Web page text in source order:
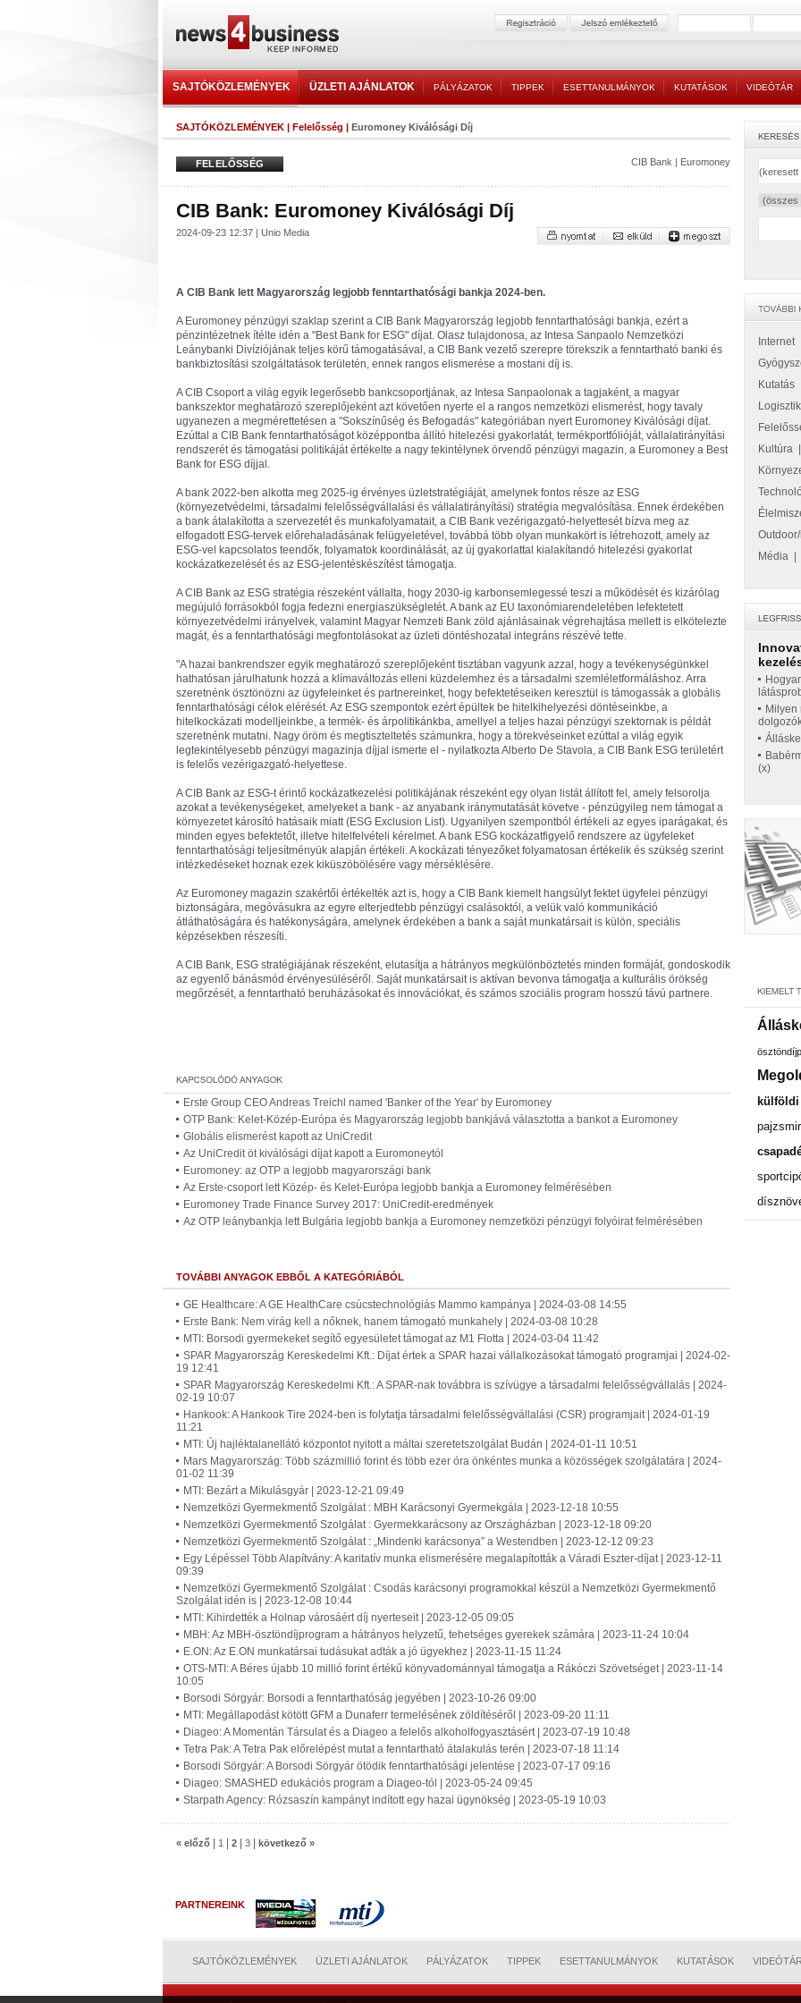
SAJTÓKÖZLEMÉNYEK ÜZLETI AJÁNLATOK PÁLYÁZATOK TIPPEK ESETTANULMÁNYOK KUTATÁSOK VIDEÓTÁR
SAJTÓKÖZLEMÉNYEK | Felelősség | Euromoney Kiválósági Díj
FELELŐSSÉG CIB Bank | Euromoney
CIB Bank: Euromoney Kiválósági Díj
2024-09-23 12:37 | Unio Media
A CIB Bank lett Magyarország legjobb fenntarthatósági bankja 2024-ben.
A Euromoney pénzügyi szaklap szerint a CIB Bank Magyarország legjobb fenntarthatósági bankja, ezért a
pénzintézetnek ítélte idén a "Best Bank for ESG" díjat. Olasz tulajdonosa, az Intesa Sanpaolo Nemzetközi
Leánybanki Divíziójának teljes körű támogatásával, a CIB Bank vezető szerepre törekszik a fenntartható banki és
bankbiztosítási szolgáltatások területén, ennek rangos elismerése a mostani díj is.
A CIB Csoport a világ egyik legerősebb bankcsoportjának, az Intesa Sanpaolonak a tagjaként, a magyar
bankszektor meghatározó szereplőjeként azt követően nyerte el a rangos nemzetközi elismerést, hogy tavaly
ugyanezen a megmérettetésen a "Sokszínűség és Befogadás" kategóriában nyert Euromoney Kiválósági díjat.
Ezúttal a CIB Bank fenntarthatóságot középpontba állító hitelezési gyakorlatát, termékportfólióját, vállalatirányítási
rendszerét és támogatási politikáját értékelte a nagy tekintélynek örvendő pénzügyi magazin, a Euromoney a Best
Bank for ESG díjjal.
A bank 2022-ben alkotta meg 2025-ig érvényes üzletstratégiáját, amelynek fontos része az ESG
(környezetvédelmi, társadalmi felelősségvállalási és vállalatirányítási) stratégia megvalósítása. Ennek érdekében
a bank átalakította a szervezetét és munkafolyamatait, a CIB Bank vezérigazgató-helyettesét bízva meg az
elfogadott ESG-tervek előrehaladásának felügyeletével, továbbá több olyan munkakört is létrehozott, amely az
ESG-vel kapcsolatos teendők, folyamatok koordinálását, az új gyakorlattal kialakítandó hitelezési gyakorlat
kockázatkezelését és az ESG-jelentéskészítést támogatja.
A CIB Bank az ESG stratégia részeként vállalta, hogy 2030-ig karbonsemlegessé teszi a működését és kizárólag
megújuló forrásokból fogja fedezni energiaszükségletét. A bank az EU taxonómiarendeletében lefektetett
környezetvédelmi irányelvek, valamint Magyar Nemzeti Bank zöld ajánlásainak végrehajtása mellett is elkötelezte
magát, és a fenntarthatósági megfontolásokat az üzleti döntéshozatal integráns részévé tette.
"A hazai bankrendszer egyik meghatározó szereplőjeként tisztában vagyunk azzal, hogy a tevékenységünkkel
hathatósan járulhatunk hozzá a klímaváltozás elleni küzdelemhez és a társadalmi szemléletformáláshoz. Arra
szeretnénk ösztönözni az ügyfeleinket és partnereinket, hogy befektetéseiken keresztül is támogassák a globális
fenntarthatósági célok elérését. Az ESG szempontok ezért épültek be hitelkihelyezési döntéseinkbe, a
hitelkockázati modelljeinkbe, a termék- és árpolitikánkba, amellyel a teljes hazai pénzügyi szektornak is példát
szeretnénk mutatni. Nagy öröm és megtiszteltetés számunkra, hogy a törekvéseinket ezúttal a világ egyik
legtekintélyesebb pénzügyi magazinja díjjal ismerte el - nyilatkozta Alberto De Stavola, a CIB Bank ESG területért
is felelős vezérigazgató-helyettese.
A CIB Bank az ESG-t érintő kockázatkezelési politikájának részeként egy olyan listát állított fel, amely felsorolja
azokat a tevékenységeket, amelyeket a bank - az anyabank iránymutatását követve - pénzügyileg nem támogat a
környezetet károsító hatásaik miatt (ESG Exclusion List). Ugyanilyen szempontból értékeli az egyes iparágakat, és
minden egyes befektetőt, illetve hitelfelvételi kérelmet. A bank ESG kockázatfigyelő rendszere az ügyfeleket
fenntarthatósági teljesítményük alapján értékeli. A kockázati tényezőket folyamatosan értékelik és szükség szerint
intézkedéseket hoznak ezek kiküszöbölésére vagy mérséklésére.
Az Euromoney magazin szakértői értékelték azt is, hogy a CIB Bank kiemelt hangsúlyt fektet ügyfelei pénzügyi
biztonságára, megóvásukra az egyre elterjedtebb pénzügyi csalásoktól, a velük való kommunikáció
átláthatóságára és hatékonyságára, amelynek érdekében a bank a saját munkatársait is külön, speciális
képzésekben részesíti.
A CIB Bank, ESG stratégiájának részeként, elutasítja a hátrányos megkülönböztetés minden formáját, gondoskodik
az egyenlő bánásmód érvényesüléséről. Saját munkatársait is aktívan bevonva támogatja a kulturális örökség
megőrzését, a fenntartható beruházásokat és innovációkat, és számos szociális program hosszú távú partnere.
Erste Group CEO Andreas Treichl named 'Banker of the Year' by Euromoney
OTP Bank: Kelet-Közép-Európa és Magyarország legjobb bankjává választotta a bankot a Euromoney
Globális elismerést kapott az UniCredit
Az UniCredit öt kiválósági díjat kapott a Euromoneytól
Euromoney: az OTP a legjobb magyarországi bank
Az Erste-csoport lett Közép- és Kelet-Európa legjobb bankja a Euromoney felmérésében
Euromoney Trade Finance Survey 2017: UniCredit-eredmények
Az OTP leánybankja lett Bulgária legjobb bankja a Euromoney nemzetközi pénzügyi folyóirat felmérésében
TOVÁBBI ANYAGOK EBBŐL A KATEGÓRIÁBÓL
GE Healthcare: A GE HealthCare csúcstechnológiás Mammo kampánya | 2024-03-08 14:55
Erste Bank: Nem virág kell a nőknek, hanem támogató munkahely | 2024-03-08 10:28
MTI: Borsodi gyermekeket segítő egyesületet támogat az M1 Flotta | 2024-03-04 11:42
SPAR Magyarország Kereskedelmi Kft.: Díjat értek a SPAR hazai vállalkozásokat támogató programjai | 2024-02-
19 12:41
SPAR Magyarország Kereskedelmi Kft.: A SPAR-nak továbbra is szívügye a társadalmi felelősségvállalás | 2024-
02-19 10:07
Hankook: A Hankook Tire 2024-ben is folytatja társadalmi felelősségvállalási (CSR) programjait | 2024-01-19
11:21
MTI: Új hajléktalanellátó központot nyitott a máltai szeretetszolgálat Budán | 2024-01-11 10:51
Mars Magyarország: Több százmillió forint és több ezer óra önkéntes munka a közösségek szolgálatára | 2024-
01-02 11:39
MTI: Bezárt a Mikulásgyár | 2023-12-21 09:49
Nemzetközi Gyermekmentő Szolgálat : MBH Karácsonyi Gyermekgála | 2023-12-18 10:55
Nemzetközi Gyermekmentő Szolgálat : Gyermekkarácsony az Országházban | 2023-12-18 09:20
Nemzetközi Gyermekmentő Szolgálat : „Mindenki karácsonya” a Westendben | 2023-12-12 09:23
Egy Lépéssel Több Alapítvány: A karitatív munka elismerésére megalapították a Váradi Eszter-díjat | 2023-12-11
09:39
Nemzetközi Gyermekmentő Szolgálat : Csodás karácsonyi programokkal készül a Nemzetközi Gyermekmentő
Szolgálat idén is | 2023-12-08 10:44
MTI: Kihirdették a Holnap városáért díj nyerteseit | 2023-12-05 09:05
MBH: Az MBH-ösztöndíjprogram a hátrányos helyzetű, tehetséges gyerekek számára | 2023-11-24 10:04
E.ON: Az E.ON munkatársai tudásukat adták a jó ügyekhez | 2023-11-15 11:24
OTS-MTI: A Béres újabb 10 millió forint értékű könyvadománnyal támogatja a Rákóczi Szövetséget | 2023-11-14
10:05
Borsodi Sörgyár: Borsodi a fenntarthatóság jegyében | 2023-10-26 09:00
MTI: Megállapodást kötött GFM a Dunaferr termelésének zöldítéséről | 2023-09-20 11:11
Diageo: A Momentán Társulat és a Diageo a felelős alkoholfogyasztásért | 2023-07-19 10:48
Tetra Pak: A Tetra Pak előrelépést mutat a fenntartható átalakulás terén | 2023-07-18 11:14
Borsodi Sörgyár: A Borsodi Sörgyár ötödik fenntarthatósági jelentése | 2023-07-17 09:16
Diageo: SMASHED edukációs program a Diageo-tól | 2023-05-24 09:45
Starpath Agency: Rózsaszín kampányt indított egy hazai ügynökség | 2023-05-19 10:03
« előző 1 2 3 következő »
Internet|
Kutatás
Kultúra
Média
Milyen
(x)
PARTNEREINK
SAJTÓKÖZLEMÉNYEK ÜZLETI AJÁNLATOK PÁLYÁZATOK TIPPEK ESETTANULMÁNYOK KUTATÁSOK VIDEÓTÁR